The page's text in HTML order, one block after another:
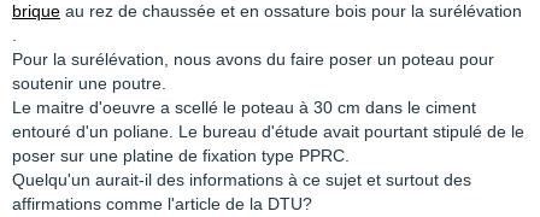
brique au rez de chaussée et en ossature bois pour la surélévation
Pour la surélévation, nous avons du faire poser un poteau pour
soutenir une poutre.
Le maitre d'oeuvre a scellé le poteau à 30 cm dans le ciment
entouré d'un poliane. Le bureau d'étude avait pourtant stipulé de le
poser sur une platine de fixation type PPRC.
Quelqu'un aurait-il des informations à ce sujet et surtout des
affirmations comme l'article de la DTU?